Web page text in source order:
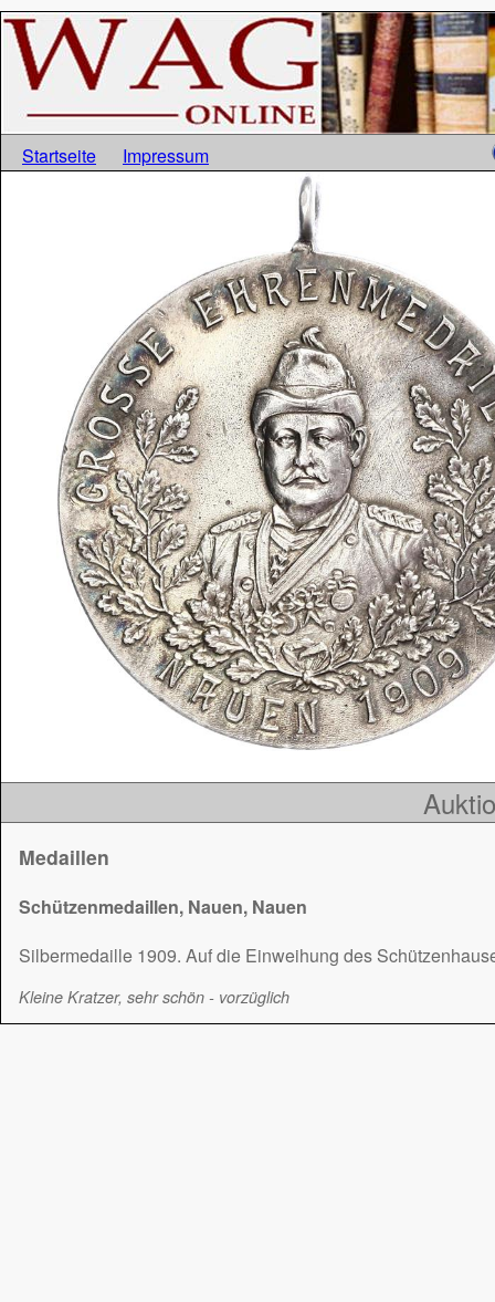
Startseite Impressum
Medaillen
Schützenmedaillen, Nauen, Nauen
Silbermedaille 1909. Auf die Einweihung des
Kleine Kratzer, sehr schön - vorzüglich